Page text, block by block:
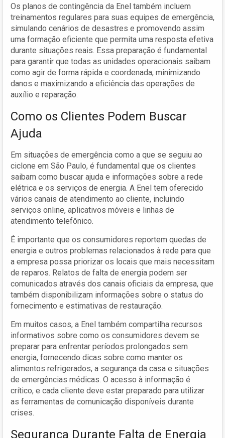
Os planos de contingência da Enel também incluem
treinamentos regulares para suas equipes de emergência,
simulando cenários de desastres e promovendo assim
uma formação eficiente que permita uma resposta efetiva
durante situações reais. Essa preparação é fundamental
para garantir que todas as unidades operacionais saibam
como agir de forma rápida e coordenada, minimizando
danos e maximizando a eficiência das operações de
auxílio e reparação.
Como os Clientes Podem Buscar
Ajuda
Em situações de emergência como a que se seguiu ao
ciclone em São Paulo, é fundamental que os clientes
saibam como buscar ajuda e informações sobre a rede
elétrica e os serviços de energia. A Enel tem oferecido
vários canais de atendimento ao cliente, incluindo
serviços online, aplicativos móveis e linhas de
atendimento telefônico.
É importante que os consumidores reportem quedas de
energia e outros problemas relacionados à rede para que
a empresa possa priorizar os locais que mais necessitam
de reparos. Relatos de falta de energia podem ser
comunicados através dos canais oficiais da empresa, que
também disponibilizam informações sobre o status do
fornecimento e estimativas de restauração.
Em muitos casos, a Enel também compartilha recursos
informativos sobre como os consumidores devem se
preparar para enfrentar períodos prolongados sem
energia, fornecendo dicas sobre como manter os
alimentos refrigerados, a segurança da casa e situações
de emergências médicas. O acesso à informação é
crítico, e cada cliente deve estar preparado para utilizar
as ferramentas de comunicação disponíveis durante
crises.
Segurança Durante Falta de Energia